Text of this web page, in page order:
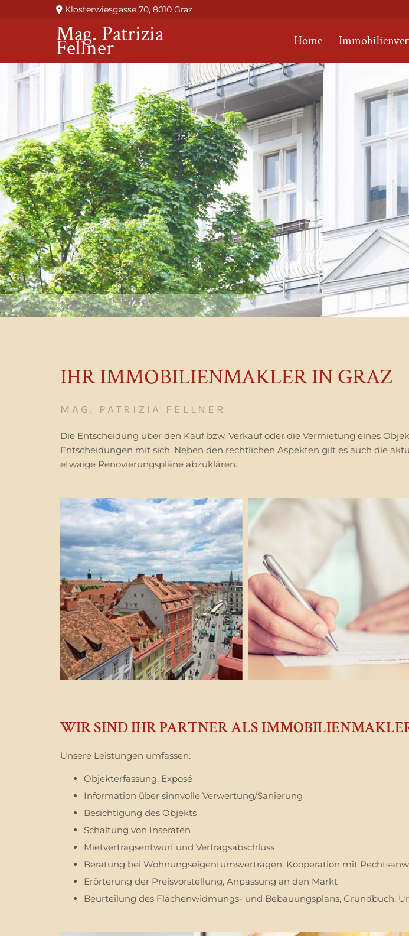
 Klosterwiesgasse 70, 8010 Graz
Mag. Patrizia
Fellner Home
IHR IMMOBILIENMAKLER IN GRAZ
MAG. PATRIZIA FELLNER
Die Entscheidung über den Kauf bzw. Verkauf oder die Vermietung eines
Entscheidungen mit sich. Neben den rechtlichen Aspekten gilt es auch die
etwaige Renovierungspläne abzuklären.
WIR SIND IHR PARTNER ALS
Unsere Leistungen umfassen:
Objekterfassung, Exposé
Information über sinnvolle Verwertung/Sanierung
Besichtigung des Objekts
Schaltung von Inseraten
Mietvertragsentwurf und Vertragsabschluss
Beratung bei Wohnungseigentumsverträgen, Kooperation mit
Erörterung der Preisvorstellung, Anpassung an den Markt
Beurteilung des Flächenwidmungs- und Bebauungsplans, Grundbuch,